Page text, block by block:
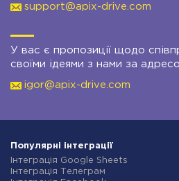
support@apix-drive.com
У вас є пропозиції щодо
своїми ідеями з нами за
igor@apix-drive.com
Популярні інтеграції
Інтеграція Google Sheets
Інтеграція Телеграм